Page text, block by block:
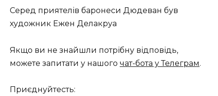
Серед приятелів баронеси Дюдеван був
художник Ежен Делакруа
Якщо ви не знайшли потрібну відповідь,
можете запитати у нашого чат-бота у Телеграм.
Приєднуйтесть: